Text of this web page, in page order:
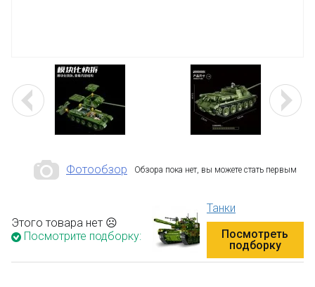
Фотообзор Обзора пока нет, вы можете стать первым
Этого товара нет ☹
Посмотрите подборку:
Танки
Посмотреть
подборку